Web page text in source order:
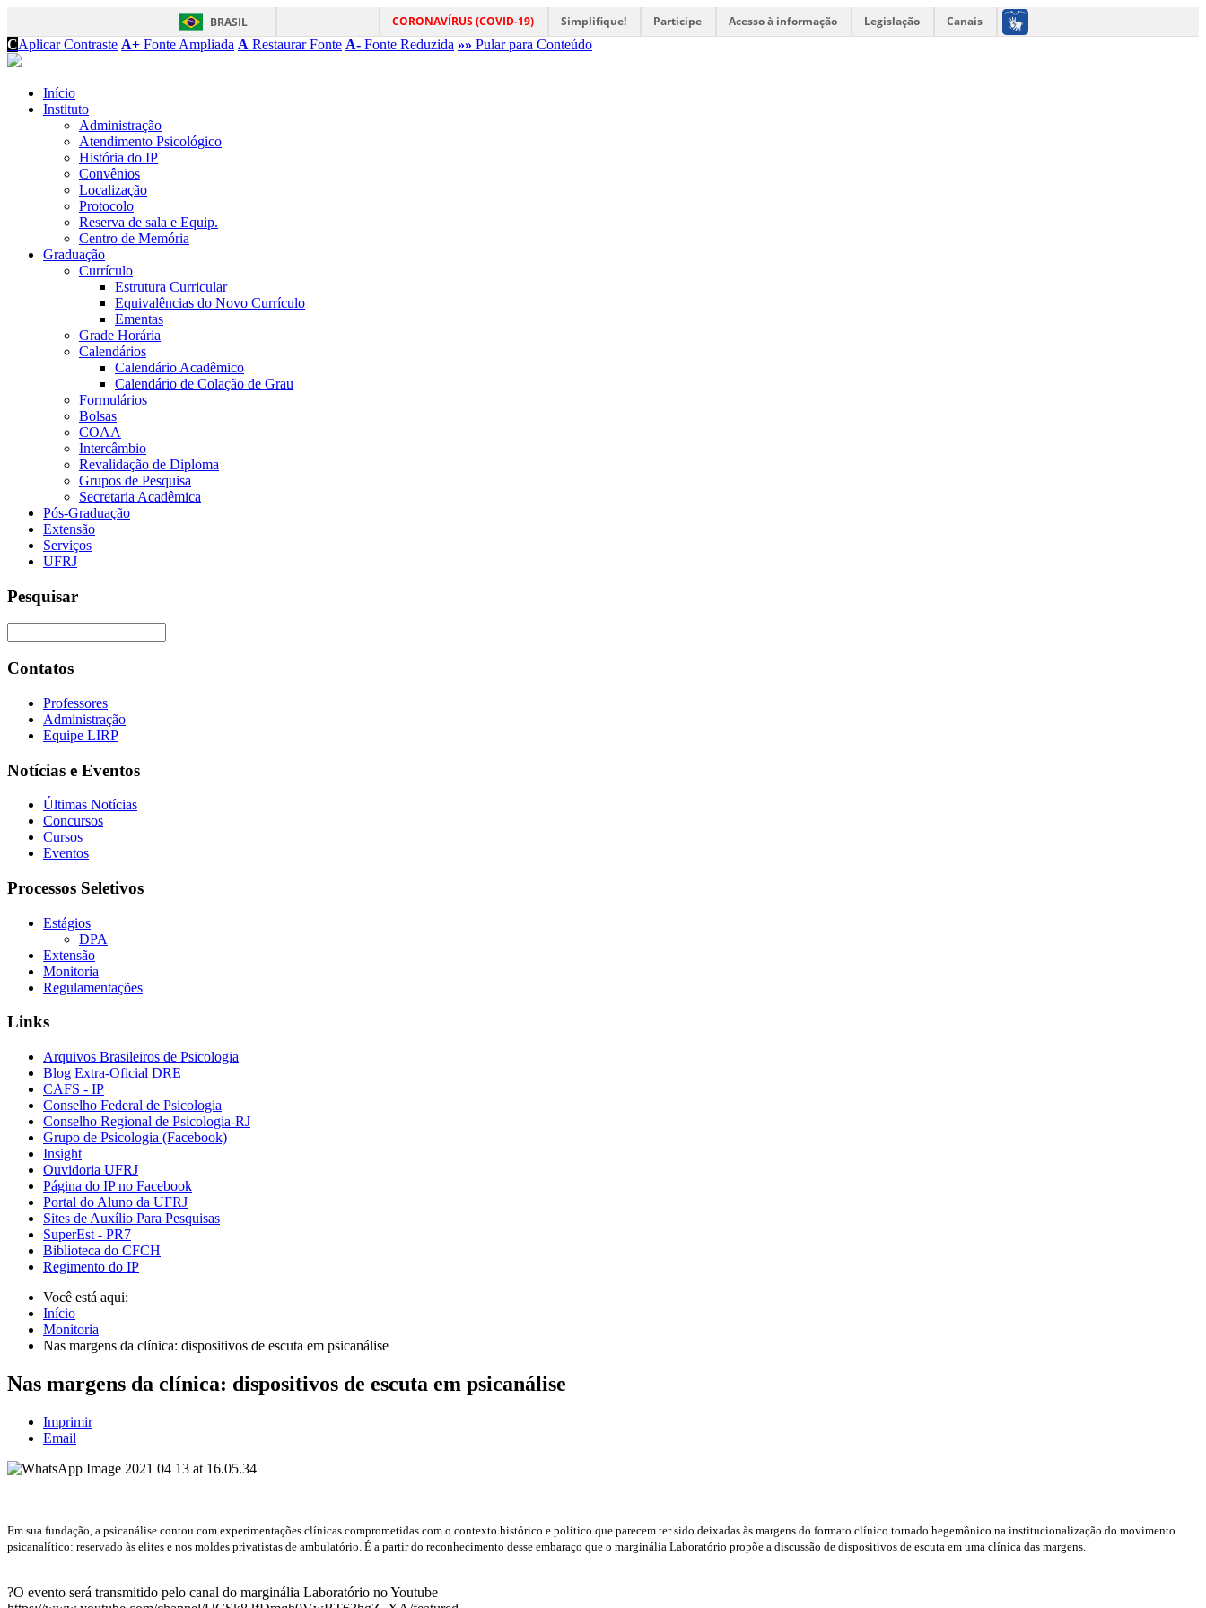
BRASIL CORONAVÍRUS (COVID-19) Simplifique! Participe Acesso à informação Legislação
Canais
CAplicar Contraste A+ Fonte Ampliada A Restaurar Fonte A- Fonte Reduzida »» Pular para Conteúdo
Início
Instituto
Administração
Atendimento Psicológico
História do IP
Convênios
Localização
Protocolo
Reserva de sala e Equip.
Centro de Memória
Graduação
Currículo
Estrutura Curricular
Equivalências do Novo Currículo
Ementas
Grade Horária
Calendários
Calendário Acadêmico
Calendário de Colação de Grau
Formulários
Bolsas
COAA
Intercâmbio
Revalidação de Diploma
Grupos de Pesquisa
Secretaria Acadêmica
Pós-Graduação
Extensão
Serviços
UFRJ
Pesquisar
Contatos
Professores
Administração
Equipe LIRP
Notícias e Eventos
Últimas Notícias
Concursos
Cursos
Eventos
Processos Seletivos
Estágios
DPA
Extensão
Monitoria
Regulamentações
Links
Arquivos Brasileiros de Psicologia
Blog Extra-Oficial DRE
CAFS - IP
Conselho Federal de Psicologia
Conselho Regional de Psicologia-RJ
Grupo de Psicologia (Facebook)
Insight
Ouvidoria UFRJ
Página do IP no Facebook
Portal do Aluno da UFRJ
Sites de Auxílio Para Pesquisas
SuperEst - PR7
Biblioteca do CFCH
Regimento do IP
Você está aqui:
Início
Monitoria
Nas margens da clínica: dispositivos de escuta em psicanálise
Nas margens da clínica: dispositivos de escuta em psicanálise
Imprimir
Email
Em sua fundação, a psicanálise contou com experimentações clínicas comprometidas com o contexto histórico e político que parecem ter sido deixadas às margens do formato clínico tornado hegemônico na institucionalização do movimento
psicanalítico: reservado às elites e nos moldes privatistas de ambulatório. É a partir do reconhecimento desse embaraço que o marginália Laboratório propõe a discussão de dispositivos de escuta em uma clínica das margens.
?O evento será transmitido pelo canal do marginália Laboratório no Youtube